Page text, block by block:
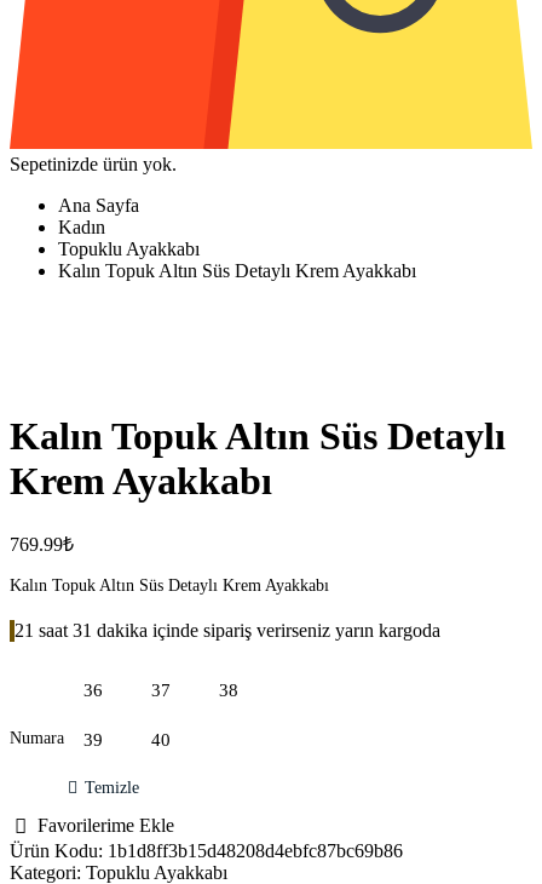
Sepetinizde ürün yok.
Ana Sayfa
Kadın
Topuklu Ayakkabı
Kalın Topuk Altın Süs Detaylı Krem Ayakkabı
Kalın Topuk Altın Süs Detaylı
Krem Ayakkabı
769.99₺
Kalın Topuk Altın Süs Detaylı Krem Ayakkabı
21 saat 31 dakika içinde sipariş verirseniz yarın kargoda
Numara
36 37 38
39 40
Temizle
Favorilerime Ekle
Ürün Kodu: 1b1d8ff3b15d48208d4ebfc87bc69b86
Kategori: Topuklu Ayakkabı